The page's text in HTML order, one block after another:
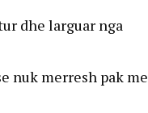
dhe larguar nga
nuk merresh pak me